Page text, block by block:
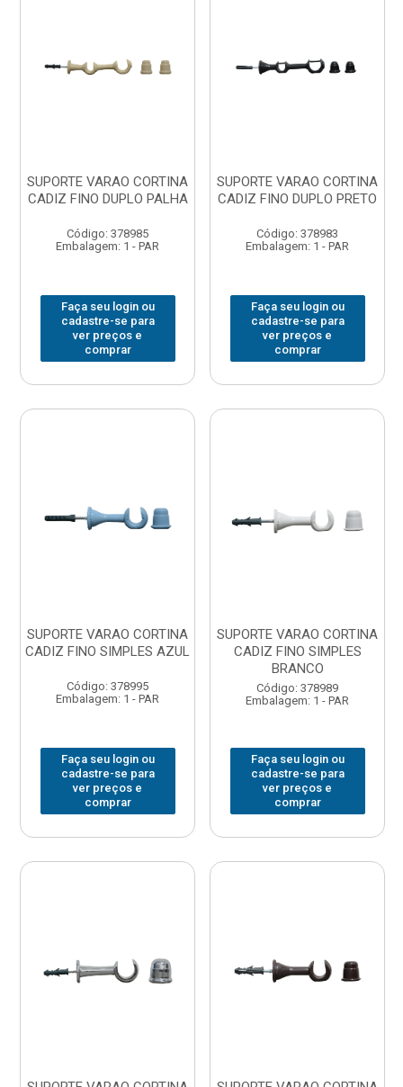
SUPORTE VARAO CORTINA
CADIZ FINO DUPLO PALHA
Código: 378985
Embalagem: 1 - PAR
Faça seu login ou
cadastre-se para
ver preços e
comprar
SUPORTE VARAO CORTINA
CADIZ FINO DUPLO PRETO
Código: 378983
Embalagem: 1 - PAR
Faça seu login ou
cadastre-se para
ver preços e
comprar
SUPORTE VARAO CORTINA
CADIZ FINO SIMPLES AZUL
Código: 378995
Embalagem: 1 - PAR
Faça seu login ou
cadastre-se para
ver preços e
comprar
SUPORTE VARAO CORTINA
CADIZ FINO SIMPLES
BRANCO
Código: 378989
Embalagem: 1 - PAR
Faça seu login ou
cadastre-se para
ver preços e
comprar